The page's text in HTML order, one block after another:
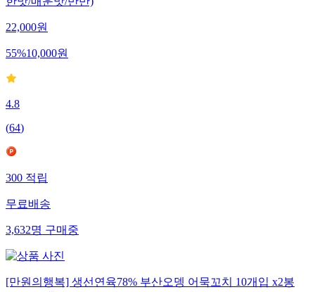
한맛/매운맛/반반)
22,000원
55%10,000원
4.8
(64)
300적립
무료배송
3,632명구매중
[만원의행복] 생선연육78% 부산오뎅 어묵꼬치 10개입 x2봉